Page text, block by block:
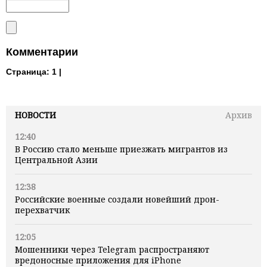
НОВОСТИ
Архив
12:40
В Россию стало меньше приезжать мигрантов из
Центральной Азии
12:38
Российские военные создали новейший дрон-
перехватчик
12:05
Мошенники через Telegram распространяют
вредоносные приложения для iPhone
Комментарии
Страница: 1 |